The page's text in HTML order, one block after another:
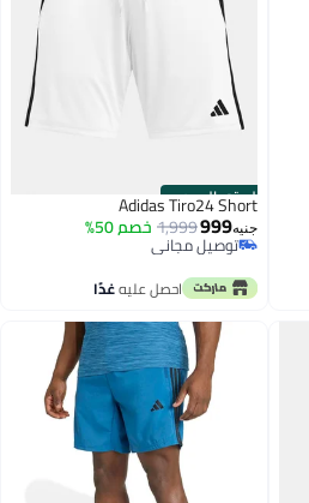
الستور الرسمي
Adidas Tiro24 Short
جنيه999
1,999خصم 50%
توصيل مجاني
توصيل مجاني
احصل عليهغدًا